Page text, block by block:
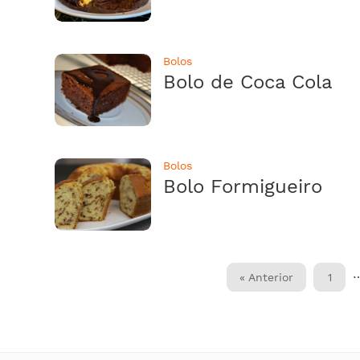
Bolos
Bolo de Coca Cola
Bolos
Bolo Formigueiro
« Anterior 1